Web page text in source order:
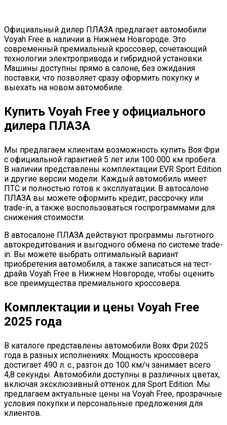
Официальный дилер ПЛАЗА предлагает автомобили
Voyah Free в наличии в Нижнем Новгороде. Это
современный премиальный кроссовер, сочетающий
технологии электропривода и гибридной установки.
Машины доступны прямо в салоне, без ожидания
поставки, что позволяет сразу оформить покупку и
выехать на новом автомобиле.
Купить Voyah Free у официального
дилера ПЛАЗА
Мы предлагаем клиентам возможность купить Воя Фри
с официальной гарантией 5 лет или 100 000 км пробега.
В наличии представлены комплектации EVR Sport Edition
и другие версии модели. Каждый автомобиль имеет
ПТС и полностью готов к эксплуатации. В автосалоне
ПЛАЗА вы можете оформить кредит, рассрочку или
trade-in, а также воспользоваться госпрограммами для
снижения стоимости.
В автосалоне ПЛАЗА действуют программы льготного
автокредитования и выгодного обмена по системе trade-
in. Вы можете выбрать оптимальный вариант
приобретения автомобиля, а также записаться на тест-
драйв Voyah Free в Нижнем Новгороде, чтобы оценить
все преимущества премиального кроссовера.
Комплектации и цены Voyah Free
2025 года
В каталоге представлены автомобили Воях Фри 2025
года в разных исполнениях. Мощность кроссовера
достигает 490 л. с., разгон до 100 км/ч занимает всего
4,8 секунды. Автомобили доступны в различных цветах,
включая эксклюзивный оттенок для Sport Edition. Мы
предлагаем актуальные цены на Voyah Free, прозрачные
условия покупки и персональные предложения для
клиентов.